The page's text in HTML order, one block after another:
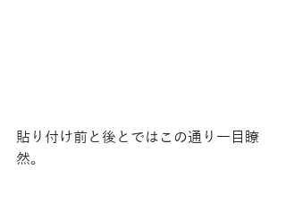
貼り付け前と後とではこの通り一目瞭
然。